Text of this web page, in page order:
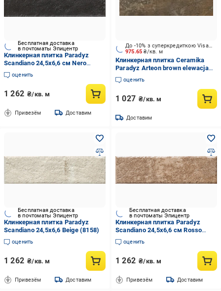
Бесплатная доставка
в почтоматы Эпицентр
Клинкерная плитка Paradyz
Scandiano 24,5x6,6 см Nero
(8157)
оценить
1 262 ₴/кв. м
Привезём Доставим
975.65₴/кв. м
До -10% з суперкредиткою Visa Вигода
Клинкерная плитка Ceramika
Paradyz Arteon brown elewacja
24,5х6,6 см
оценить
1 027 ₴/кв. м
Доставим
Бесплатная доставка
в почтоматы Эпицентр
Клинкерная плитка Paradyz
Scandiano 24,5x6,6 Beige (8158)
оценить
1 262 ₴/кв. м
Привезём Доставим
Бесплатная доставка
в почтоматы Эпицентр
Клинкерная плитка Paradyz
Scandiano 24,5x6,6 см Rosso
(8155)
оценить
1 262 ₴/кв. м
Привезём Доставим